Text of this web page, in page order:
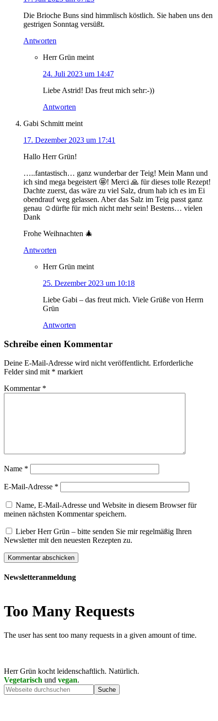
Die Brioche Buns sind himmlisch köstlich. Sie haben uns den
gestrigen Sonntag versüßt.
Antworten
Herr Grün meint
24. Juli 2023 um 14:47
Liebe Astrid! Das freut mich sehr:-))
Antworten
Gabi Schmitt meint
17. Dezember 2023 um 17:41
Hallo Herr Grün!
…..fantastisch… ganz wunderbar der Teig! Mein Mann und
ich sind mega begeistert 🤩! Merci 🙏 für dieses tolle Rezept!
Dachte zuerst, das wäre zu viel Salz, drum hab ich es im Ei
obendrauf weg gelassen. Aber das Salz im Teig passt ganz
genau ☺️dürfte für mich nicht mehr sein! Bestens… vielen
Dank
Frohe Weihnachten 🎄
Antworten
Herr Grün meint
25. Dezember 2023 um 10:18
Liebe Gabi – das freut mich. Viele Grüße von Herrn
Grün
Antworten
Schreibe einen Kommentar
Deine E-Mail-Adresse wird nicht veröffentlicht. Erforderliche
Felder sind mit * markiert
Kommentar *
Name *
E-Mail-Adresse *
Name, E-Mail-Adresse und Website in diesem Browser für
meinen nächsten Kommentar speichern.
Lieber Herr Grün – bitte senden Sie mir regelmäßig Ihren
Newsletter mit den neuesten Rezepten zu.
Newsletteranmeldung
Herr Grün kocht leidenschaftlich. Natürlich.
Vegetarisch und vegan.